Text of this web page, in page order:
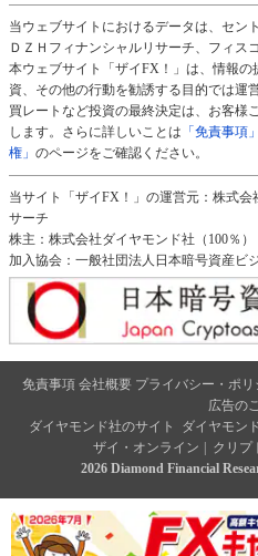
当ウェブサイトにおけるデータは、セン
ＤＺＨフィナンシャルリサーチ、フィス
本ウェブサイト「ザイFX！」は、情報
資、その他の行動を勧誘する目的では運
買レートなど投資の最終決定は、お客様
します。さらに詳しいことは 「免責事項」
権」 のページをご確認ください。
当サイト「ザイFX！」の運営元：株式
サーチ
株主：株式会社ダイヤモンド社（100％）
加入協会：一般社団法人日本暗号資産ビ
免責事項 会社概要 プライバシー・ポ
広告の
ダイヤモンド社のサイト
ダイヤモン
ザイ・オンライン
クリプ
2026 Diamond Financial